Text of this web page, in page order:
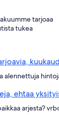
tarjoaa
tukea
alennettuja
ehtaa
arjesta?